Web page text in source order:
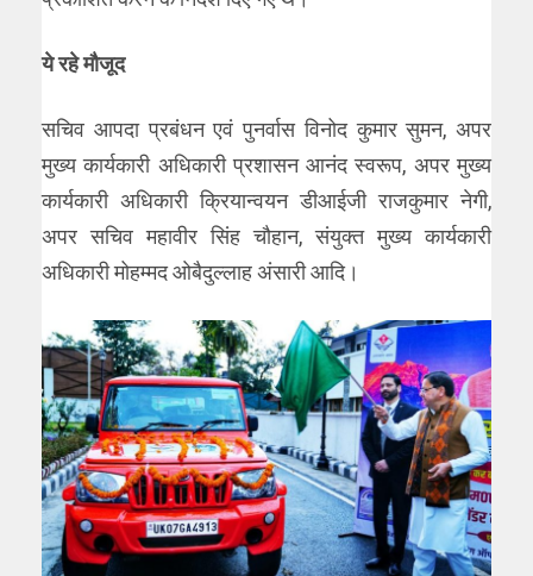
ये रहे मौजूद
सचिव आपदा प्रबंधन एवं पुनर्वास विनोद कुमार सुमन, अपर
मुख्य कार्यकारी अधिकारी प्रशासन आनंद स्वरूप, अपर मुख्य
कार्यकारी अधिकारी क्रियान्वयन डीआईजी राजकुमार नेगी,
अपर सचिव महावीर सिंह चौहान, संयुक्त मुख्य कार्यकारी
अधिकारी मोहम्मद ओबैदुल्लाह अंसारी आदि।